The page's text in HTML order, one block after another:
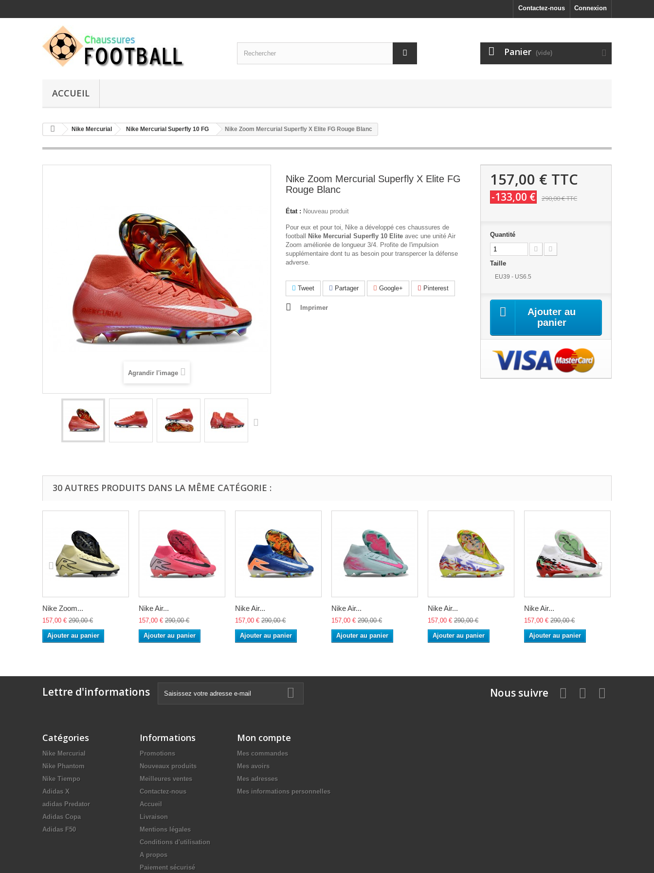
Connexion
Contactez-nous
Panier (vide)
ACCUEIL
Nike Mercurial Nike Mercurial Superfly 10 FG Nike Zoom Mercurial Superfly X Elite FG Rouge Blanc
Agrandir l'image
Nike Zoom Mercurial Superfly X Elite FG
Rouge Blanc
État : Nouveau produit
Pour eux et pour toi, Nike a développé ces chaussures de
football
Nike Mercurial Superfly 10 Elite avec une unité Air
Zoom améliorée de longueur 3/4. Profite de l'impulsion
supplémentaire dont tu as besoin pour transpercer la défense
adverse.
Tweet Partager Google+ Pinterest
Imprimer
157,00 € TTC
-133,00 € 290,00 €TTC
Quantité
Taille
EU39 - US6.5
Ajouter au
panier
30 AUTRES PRODUITS DANS LA MÊME CATÉGORIE :
Nike Zoom...
157,00 € 290,00 €
Ajouter au panier
Nike Air...
157,00 € 290,00 €
Ajouter au panier
Nike Air...
157,00 € 290,00 €
Ajouter au panier
Nike Air...
157,00 € 290,00 €
Ajouter au panier
Nike Air...
157,00 € 290,00 €
Ajouter au panier
Nike Air...
157,00 € 290,00 €
Ajouter au panier
Lettre d'informations Nous suivre
Catégories
Nike Mercurial
Nike Phantom
Nike Tiempo
Adidas X
adidas Predator
Adidas Copa
Adidas F50
Informations
Promotions
Nouveaux produits
Meilleures ventes
Contactez-nous
Accueil
Livraison
Mentions légales
Conditions d'utilisation
A propos
Paiement sécurisé
Mon compte
Mes commandes
Mes avoirs
Mes adresses
Mes informations personnelles